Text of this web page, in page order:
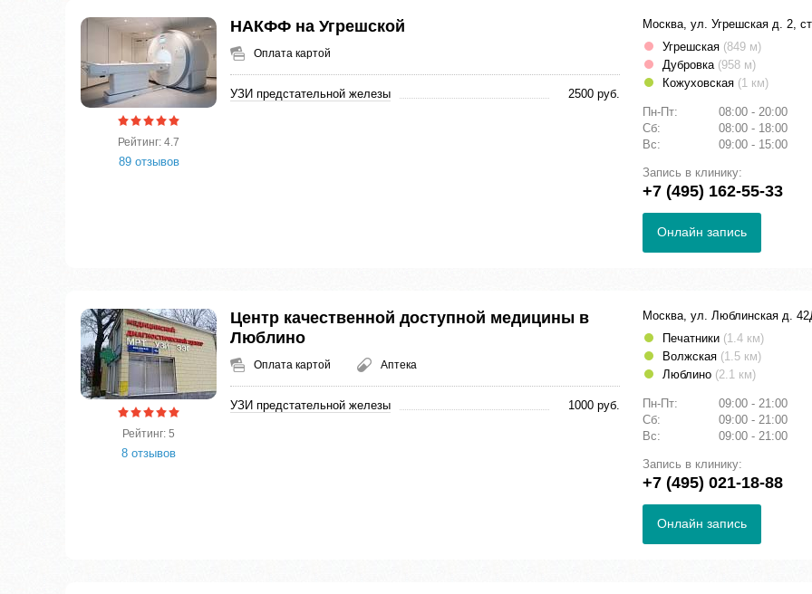
Рейтинг: 4.7
89 отзывов
НАКФФ на Угрешской
Оплата картой
УЗИ предстательной железы 2500 руб.
Москва, ул. Угрешская д. 2,
Угрешская (849 м)
Дубровка (958 м)
Кожуховская (1 км)
Пн-Пт:
08:00 - 20:00
Сб:
08:00 - 18:00
Вс:
09:00 - 15:00
Запись в клинику:
+7 (495) 162-55-33
Онлайн запись
Рейтинг: 5
8 отзывов
Центр качественной доступной медицины в
Люблино
Оплата картой Аптека
УЗИ предстательной железы 1000 руб.
Москва, ул. Люблинская д.
Печатники (1.4 км)
Волжская (1.5 км)
Люблино (2.1 км)
Пн-Пт:
09:00 - 21:00
Сб:
09:00 - 21:00
Вс:
09:00 - 21:00
Запись в клинику:
+7 (495) 021-18-88
Онлайн запись